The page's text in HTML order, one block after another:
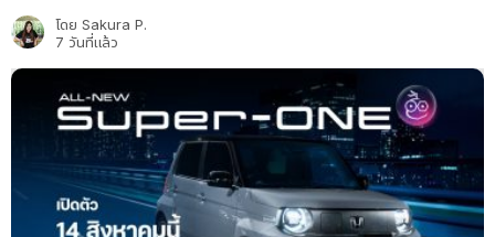
โดย Sakura P.
7 วันที่แล้ว